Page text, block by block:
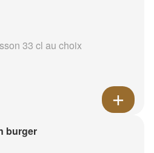
33 cl au choix
burger